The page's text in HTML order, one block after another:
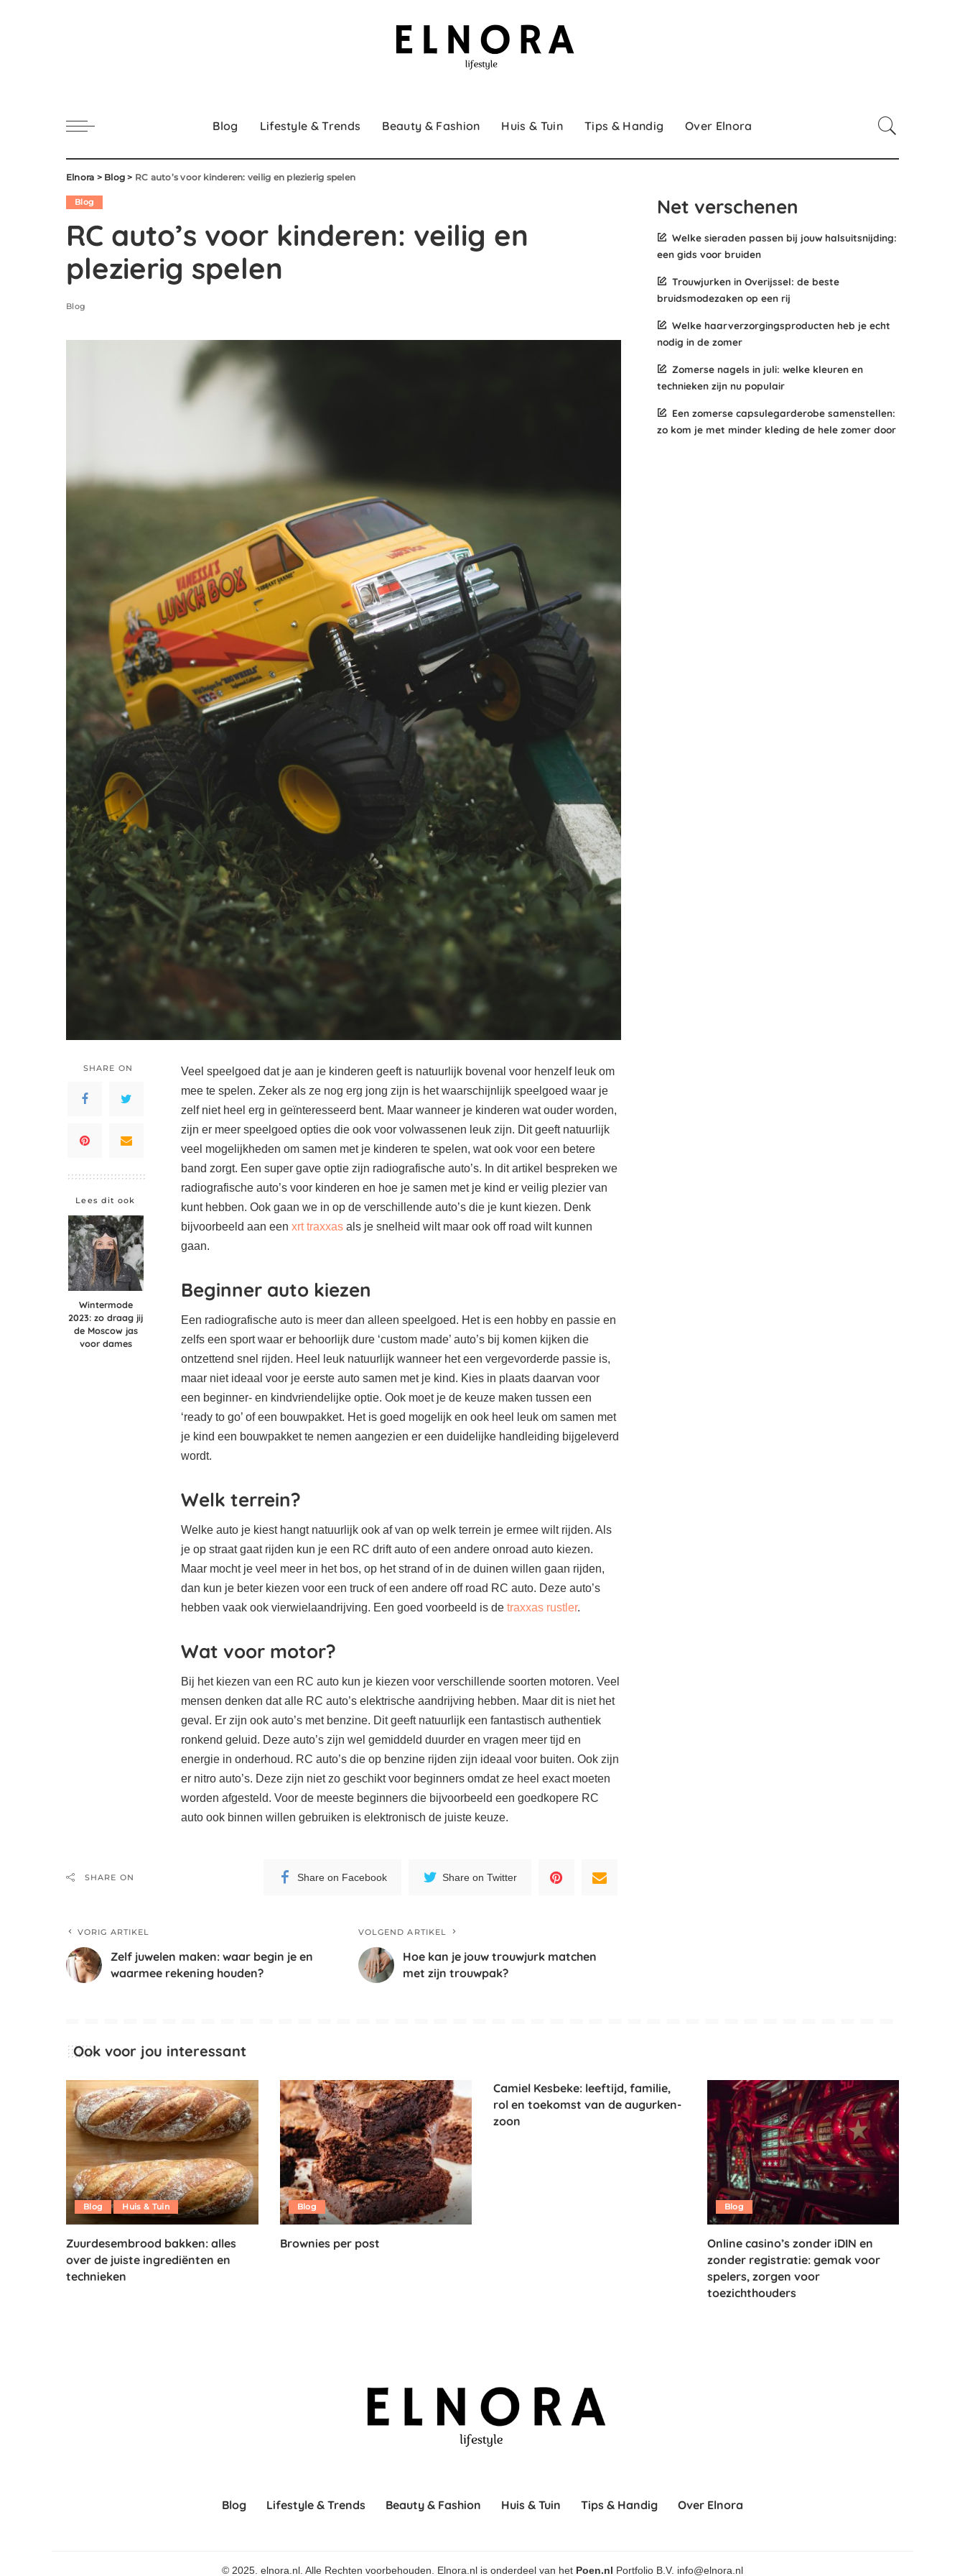
Blog Lifestyle & Trends Beauty & Fashion Huis & Tuin Tips & Handig Over Elnora
Elnora > Blog > RC auto’s voor kinderen: veilig en plezierig spelen
Blog
RC auto’s voor kinderen: veilig en
plezierig spelen
Blog
SHARE ON
Lees dit ook
Wintermode
2023: zo draag jij
de Moscow jas
voor dames
Veel speelgoed dat je aan je kinderen geeft is natuurlijk bovenal voor henzelf leuk om
mee te spelen. Zeker als ze nog erg jong zijn is het waarschijnlijk speelgoed waar je
zelf niet heel erg in geïnteresseerd bent. Maar wanneer je kinderen wat ouder worden,
zijn er meer speelgoed opties die ook voor volwassenen leuk zijn. Dit geeft natuurlijk
veel mogelijkheden om samen met je kinderen te spelen, wat ook voor een betere
band zorgt. Een super gave optie zijn radiografische auto’s. In dit artikel bespreken we
radiografische auto’s voor kinderen en hoe je samen met je kind er veilig plezier van
kunt hebben. Ook gaan we in op de verschillende auto’s die je kunt kiezen. Denk
bijvoorbeeld aan een xrt traxxas als je snelheid wilt maar ook off road wilt kunnen
gaan.
Beginner auto kiezen
Een radiografische auto is meer dan alleen speelgoed. Het is een hobby en passie en
zelfs een sport waar er behoorlijk dure ‘custom made’ auto’s bij komen kijken die
ontzettend snel rijden. Heel leuk natuurlijk wanneer het een vergevorderde passie is,
maar niet ideaal voor je eerste auto samen met je kind. Kies in plaats daarvan voor
een beginner- en kindvriendelijke optie. Ook moet je de keuze maken tussen een
‘ready to go’ of een bouwpakket. Het is goed mogelijk en ook heel leuk om samen met
je kind een bouwpakket te nemen aangezien er een duidelijke handleiding bijgeleverd
wordt.
Welk terrein?
Welke auto je kiest hangt natuurlijk ook af van op welk terrein je ermee wilt rijden. Als
je op straat gaat rijden kun je een RC drift auto of een andere onroad auto kiezen.
Maar mocht je veel meer in het bos, op het strand of in de duinen willen gaan rijden,
dan kun je beter kiezen voor een truck of een andere off road RC auto. Deze auto’s
hebben vaak ook vierwielaandrijving. Een goed voorbeeld is de traxxas rustler.
Wat voor motor?
Bij het kiezen van een RC auto kun je kiezen voor verschillende soorten motoren. Veel
mensen denken dat alle RC auto’s elektrische aandrijving hebben. Maar dit is niet het
geval. Er zijn ook auto’s met benzine. Dit geeft natuurlijk een fantastisch authentiek
ronkend geluid. Deze auto’s zijn wel gemiddeld duurder en vragen meer tijd en
energie in onderhoud. RC auto’s die op benzine rijden zijn ideaal voor buiten. Ook zijn
er nitro auto’s. Deze zijn niet zo geschikt voor beginners omdat ze heel exact moeten
worden afgesteld. Voor de meeste beginners die bijvoorbeeld een goedkopere RC
auto ook binnen willen gebruiken is elektronisch de juiste keuze.
SHARE ON Share on Facebook Share on Twitter
VORIG ARTIKEL
Zelf juwelen maken: waar begin je en
waarmee rekening houden?
VOLGEND ARTIKEL
Hoe kan je jouw trouwjurk matchen
met zijn trouwpak?
Net verschenen
Welke sieraden passen bij jouw halsuitsnijding:
een gids voor bruiden
Trouwjurken in Overijssel: de beste
bruidsmodezaken op een rij
Welke haarverzorgingsproducten heb je echt
nodig in de zomer
Zomerse nagels in juli: welke kleuren en
technieken zijn nu populair
Een zomerse capsulegarderobe samenstellen:
zo kom je met minder kleding de hele zomer door
Ook voor jou interessant
Blog Huis & Tuin
Zuurdesembrood bakken: alles
over de juiste ingrediënten en
technieken
Blog
Brownies per post
Camiel Kesbeke: leeftijd, familie,
rol en toekomst van de augurken-
zoon
Blog
Online casino’s zonder iDIN en
zonder registratie: gemak voor
spelers, zorgen voor
toezichthouders
Blog Lifestyle & Trends Beauty & Fashion Huis & Tuin Tips & Handig Over Elnora
© 2025. elnora.nl. Alle Rechten voorbehouden. Elnora.nl is onderdeel van het Poen.nl Portfolio B.V. info@elnora.nl